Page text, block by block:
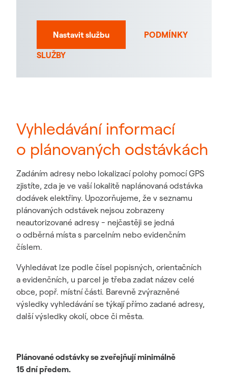
Nastavit službu
PODMÍNKY
SLUŽBY
Vyhledávání informací
o plánovaných odstávkách
Zadáním adresy nebo lokalizací polohy pomocí GPS
zjistíte, zda je ve vaší lokalitě naplánovaná odstávka
dodávek elektřiny. Upozorňujeme, že v seznamu
plánovaných odstávek nejsou zobrazeny
neautorizované adresy - nejčastěji se jedná
o odběrná místa s parcelním nebo evidenčním
číslem.
Vyhledávat lze podle čísel popisných, orientačních
a evidenčních, u parcel je třeba zadat název celé
obce, popř. místní části. Barevně zvýrazněné
výsledky vyhledávání se týkají přímo zadané adresy,
další výsledky okolí, obce či města.
Plánované odstávky se zveřejňují minimálně
15 dní předem.